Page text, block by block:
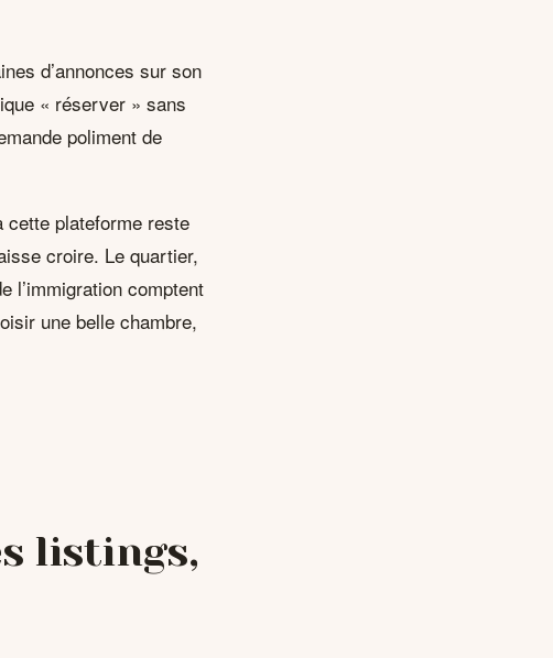
d’annonces sur son
« réserver » sans
poliment de
cette plateforme reste
croire. Le quartier,
l’immigration comptent
une belle chambre,
listings,